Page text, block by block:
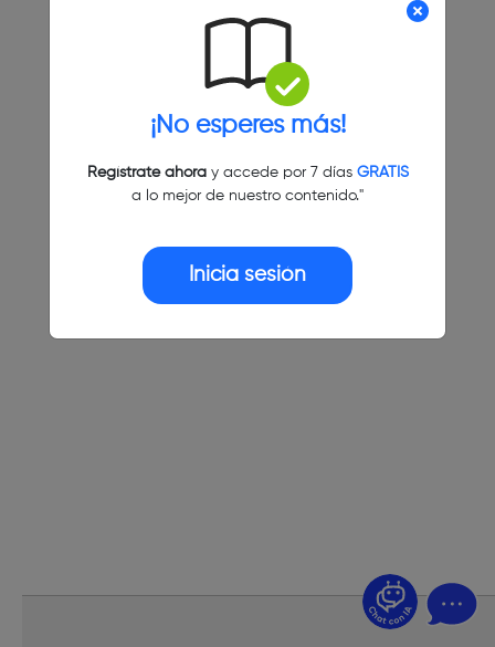
¡No esperes más!
Regístrate ahoray accede por 7 días GRATIS
a lo mejor de nuestro contenido."
Inicia sesión